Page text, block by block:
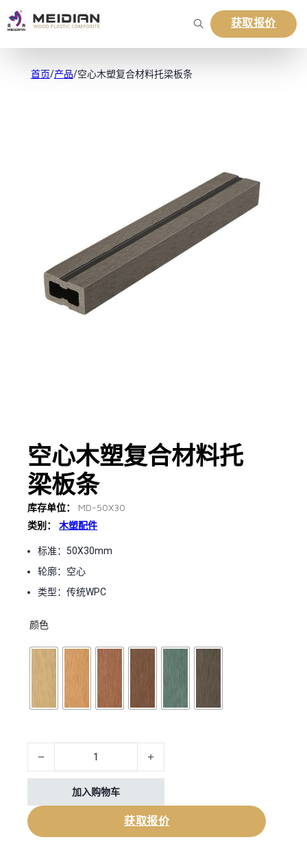
获取报价
首页/产品/空心木塑复合材料托梁板条
空心木塑复合材料托
梁板条
库存单位： MD-50X30
类别： 木塑配件
标准：50X30mm
轮廓：空心
类型：传统WPC
颜色
Hollow WPC Joist Composite Batten 数量
加入购物车
获取报价